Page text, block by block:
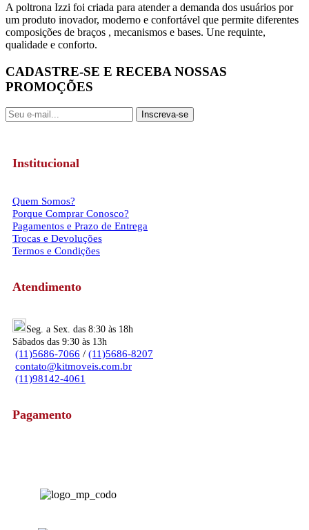
A poltrona Izzi foi criada para atender a demanda dos usuários por
um produto inovador, moderno e confortável que permite diferentes
composições de braços , mecanismos e bases. Une requinte,
qualidade e conforto.
CADASTRE-SE E RECEBA NOSSAS
PROMOÇÕES
Inscreva-se
Institucional
Quem Somos?
Porque Comprar Conosco?
Pagamentos e Prazo de Entrega
Trocas e Devoluções
Termos e Condições
Atendimento
Seg. a Sex. das 8:30 às 18h
Sábados das 9:30 às 13h
(11)5686-7066 / (11)5686-8207
contato@kitmoveis.com.br
(11)98142-4061
Pagamento